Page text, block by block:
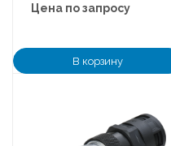
Цена по запросу
В корзину